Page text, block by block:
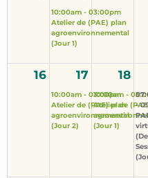
19
Aug Aucune
EN
07:00pm -
10:00am - 03:00pm
Atelier de (PAE) plan
agroenvironnemental
(Jour 1)
16 17
10:00am - 03:00pm
Atelier de (PAE) plan
agroenvironnemental
(Jour 2)
18
10:00am -
Atelier de
(Jour 1)
-